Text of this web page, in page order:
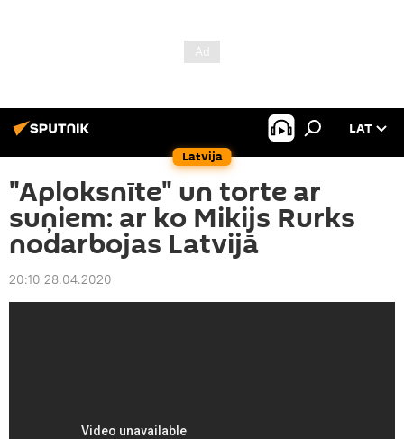
Latvija
LAT
"Aploksnīte" un torte ar
suņiem: ar ko Mikijs Rurks
nodarbojas Latvijā
20:10 28.04.2020